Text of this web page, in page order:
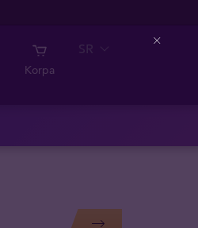
Korpa
SR Close